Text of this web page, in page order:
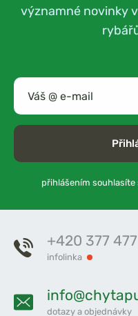
významné novinky
přihlášením souhlasíte
+420 377
infolinka
dotazy a objednávky